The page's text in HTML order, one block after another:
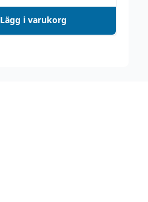
Lägg i varukorg